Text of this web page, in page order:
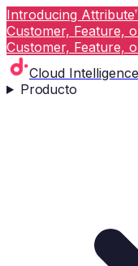
Introducing
Customer, Feature,
Customer, Feature,
Cloud
Producto